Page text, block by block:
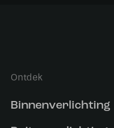
Ontdek
Binnenverlichting